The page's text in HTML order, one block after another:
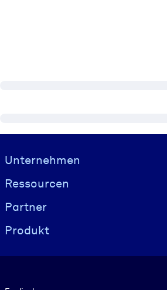
Visually hidden Text
Unternehmen
Ressourcen
Partner
Produkt